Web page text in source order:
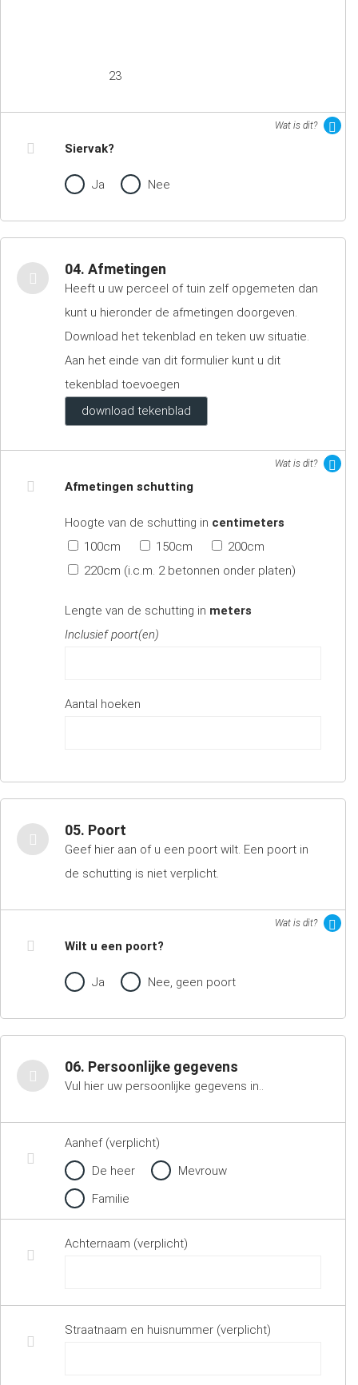
23
Wat is dit?
Siervak?
Ja Nee
04. Afmetingen
Heeft u uw perceel of tuin zelf opgemeten dan
kunt u hieronder de afmetingen doorgeven.
Download het tekenblad en teken uw situatie.
Aan het einde van dit formulier kunt u dit
tekenblad toevoegen
download tekenblad
Wat is dit?
Afmetingen schutting
Hoogte van de schutting in centimeters
100cm
150cm
200cm
220cm (i.c.m. 2 betonnen onder platen)
Lengte van de schutting in meters
Inclusief poort(en)
Aantal hoeken
05. Poort
Geef hier aan of u een poort wilt. Een poort in
de schutting is niet verplicht.
Wat is dit?
Wilt u een poort?
Ja Nee, geen poort
06. Persoonlijke gegevens
Vul hier uw persoonlijke gegevens in..
Aanhef (verplicht)
De heer
Mevrouw
Familie
Achternaam (verplicht)
Straatnaam en huisnummer (verplicht)